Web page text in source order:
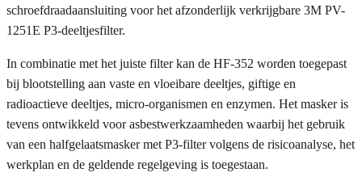
schroefdraadaansluiting voor het afzonderlijk verkrijgbare 3M PV-
1251E P3-deeltjesfilter.
In combinatie met het juiste filter kan de HF-352 worden toegepast
bij blootstelling aan vaste en vloeibare deeltjes, giftige en
radioactieve deeltjes, micro-organismen en enzymen. Het masker is
tevens ontwikkeld voor asbestwerkzaamheden waarbij het gebruik
van een halfgelaatsmasker met P3-filter volgens de risicoanalyse, het
werkplan en de geldende regelgeving is toegestaan.